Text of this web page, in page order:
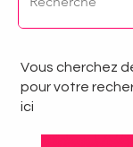
Vous cherchez
pour votre
ici